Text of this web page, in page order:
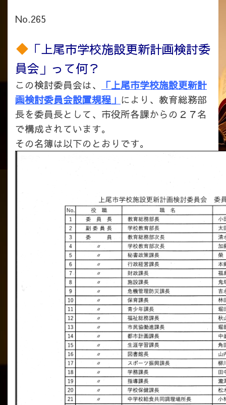
No.265
「上尾市学校施設更新計画検討委
員会」って何？
この検討委員会は、
「上尾市学校施設更新計
画検討委員会設置規程」 により、教育総務部
長を委員長として、市役所各課からの２７名
で構成されています。
その名簿は以下のとおりです。